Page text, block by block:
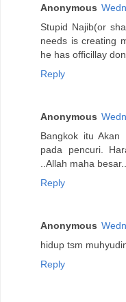
Anonymous
Stupid Najib(or
needs is creating
he has officillay
Reply
Anonymous
Bangkok itu Akan
pada pencuri.
..Allah maha besar..
Reply
Anonymous
hidup tsm
Reply